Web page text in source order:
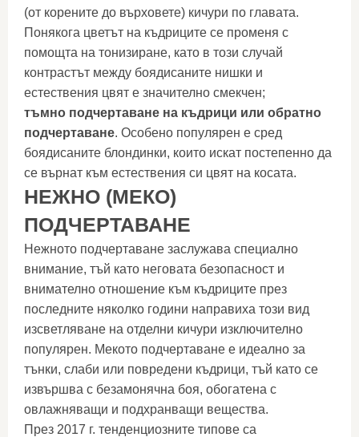
(от корените до върховете) кичури по главата.
Понякога цветът на къдриците се променя с
помощта на тонизиране, като в този случай
контрастът между боядисаните нишки и
естествения цвят е значително смекчен;
тъмно подчертаване на къдрици или обратно
подчертаване. Особено популярен е сред
боядисаните блондинки, които искат постепенно да
се върнат към естествения си цвят на косата.
НЕЖНО (МЕКО)
ПОДЧЕРТАВАНЕ
Нежното подчертаване заслужава специално
внимание, тъй като неговата безопасност и
внимателно отношение към къдриците през
последните няколко години направиха този вид
изсветляване на отделни кичури изключително
популярен. Мекото подчертаване е идеално за
тънки, слаби или повредени къдрици, тъй като се
извършва с безамонячна боя, обогатена с
овлажняващи и подхранващи вещества.
През 2017 г. тенденциозните типове са